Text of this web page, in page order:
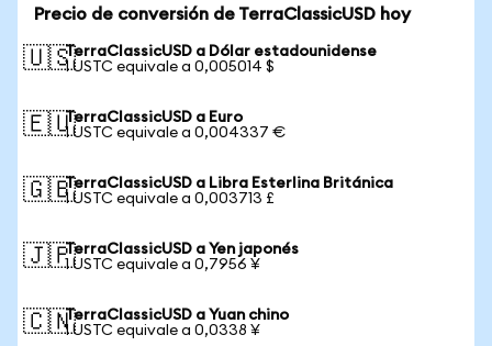
Precio de conversión de TerraClassicUSD hoy
🇺🇸TerraClassicUSD a Dólar estadounidense
1 USTC equivale a 0,005014 $
🇪🇺TerraClassicUSD a Euro
1 USTC equivale a 0,004337 €
🇬🇧TerraClassicUSD a Libra Esterlina Británica
1 USTC equivale a 0,003713 £
🇯🇵TerraClassicUSD a Yen japonés
1 USTC equivale a 0,7956 ¥
🇨🇳TerraClassicUSD a Yuan chino
1 USTC equivale a 0,0338 ¥